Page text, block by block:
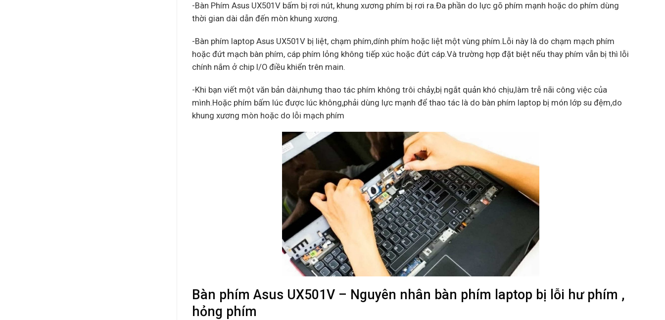
-Bàn Phím Asus UX501V bấm bị rơi nút, khung xương phím bị rơi ra.Đa phần do lực gõ phím mạnh hoặc do phím dùng
thời gian dài dẫn đến mòn khung xương.
-Bàn phím laptop Asus UX501V bị liệt, chạm phím,dính phím hoặc liệt một vùng phím.Lỗi này là do chạm mạch phím
hoặc đứt mạch bàn phím, cáp phím lỏng không tiếp xúc hoặc đứt cáp.Và trường hợp đặt biệt nếu thay phím vẫn bị thì lỗi
chính nắm ở chip I/O điều khiển trên main.
-Khi bạn viết một văn bản dài,nhưng thao tác phím không trôi chảy,bị ngắt quản khó chịu,làm trễ nãi công việc của
mình.Hoặc phím bấm lúc được lúc không,phải dùng lực mạnh để thao tác là do bàn phím laptop bị món lớp su đệm,do
khung xương mòn hoặc do lỗi mạch phím
Bàn phím Asus UX501V – Nguyên nhân bàn phím laptop bị lỗi hư phím ,
hỏng phím